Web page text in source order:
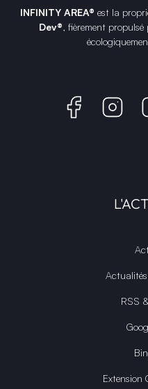
INFINITY AREA® est la
Dev®, fièrement
Actualités
RSS
Extension